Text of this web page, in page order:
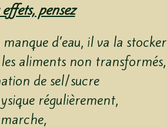
pensez
d’eau, il va la stocker
aliments non transformés,
de sel/sucre
régulièrement,